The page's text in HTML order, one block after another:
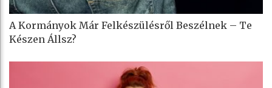
A Kormányok Már Felkészülésről Beszélnek – Te
Készen Állsz?